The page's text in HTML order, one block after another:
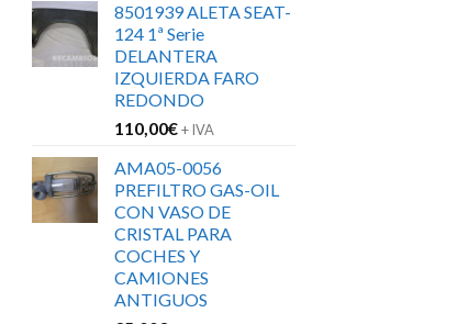
8501939 ALETA SEAT-
124 1ª Serie
DELANTERA
IZQUIERDA FARO
REDONDO
110,00€+ IVA
AMA05-0056
PREFILTRO GAS-OIL
CON VASO DE
CRISTAL PARA
COCHES Y
CAMIONES
ANTIGUOS